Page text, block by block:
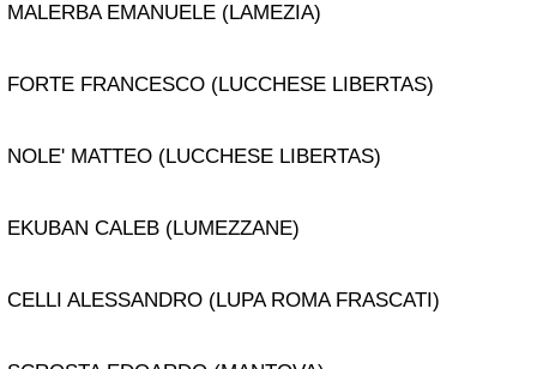
MALERBA EMANUELE (LAMEZIA)
FORTE FRANCESCO (LUCCHESE LIBERTAS)
NOLE' MATTEO (LUCCHESE LIBERTAS)
EKUBAN CALEB (LUMEZZANE)
CELLI ALESSANDRO (LUPA ROMA FRASCATI)